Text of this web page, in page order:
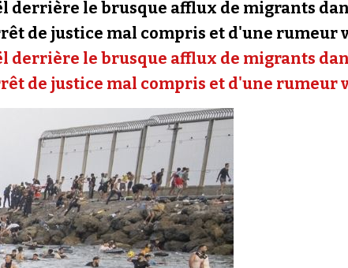
derrière le brusque afflux de migrants
de justice mal compris et d'une rumeur
derrière le brusque afflux de migrants
de justice mal compris et d'une rumeur